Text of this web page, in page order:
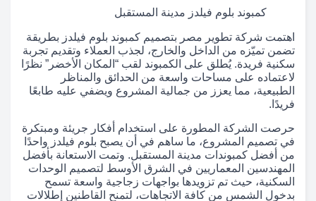
كمبوند بلوم فيلدز مدينة المستقبل
اهتمت شركة تطوير مصر بتصميم كمبوند بلوم فيلدز بطريقة
تضمن تميّزه من الداخل والخارج، لجذب العملاء وتقديم تجربة
سكنية فريدة. يُطلق على الكمبوند لقب “المكان الأخضر” نظرًا
لاعتماده على مساحات واسعة من الحدائق والمناظر
الطبيعية، مما يعزز من جمالية المشروع ويضفي عليه طابعًا
فريدًا.
حرصت الشركة المطورة على استخدام أفكار جريئة ومبتكرة
في تصميم المشروع، ما ساهم في أن يصبح بلوم فيلدز واحدًا
من أفضل كمبوندات مدينة المستقبل. وتمت الاستعانة بأفضل
المهندسين المعماريين في الشرق الأوسط لتصميم الوحدات
السكنية، حيث تم تزويدها بواجهات زجاجية واسعة تسمح
بدخول الشمس من كافة الاتجاهات، لتمنح القاطنين إطلالات